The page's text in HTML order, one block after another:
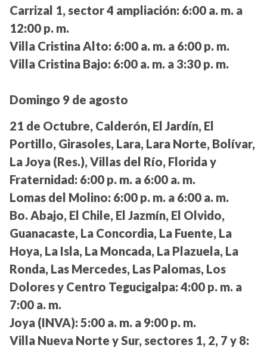
Carrizal 1, sector 4 ampliación: 6:00 a. m. a
12:00 p. m.
Villa Cristina Alto: 6:00 a. m. a 6:00 p. m.
Villa Cristina Bajo: 6:00 a. m. a 3:30 p. m.
Domingo 9 de agosto
21 de Octubre, Calderón, El Jardín, El
Portillo, Girasoles, Lara, Lara Norte, Bolívar,
La Joya (Res.), Villas del Río, Florida y
Fraternidad: 6:00 p. m. a 6:00 a. m.
Lomas del Molino: 6:00 p. m. a 6:00 a. m.
Bo. Abajo, El Chile, El Jazmín, El Olvido,
Guanacaste, La Concordia, La Fuente, La
Hoya, La Isla, La Moncada, La Plazuela, La
Ronda, Las Mercedes, Las Palomas, Los
Dolores y Centro Tegucigalpa: 4:00 p. m. a
7:00 a. m.
Joya (INVA): 5:00 a. m. a 9:00 p. m.
Villa Nueva Norte y Sur, sectores 1, 2, 7 y 8: